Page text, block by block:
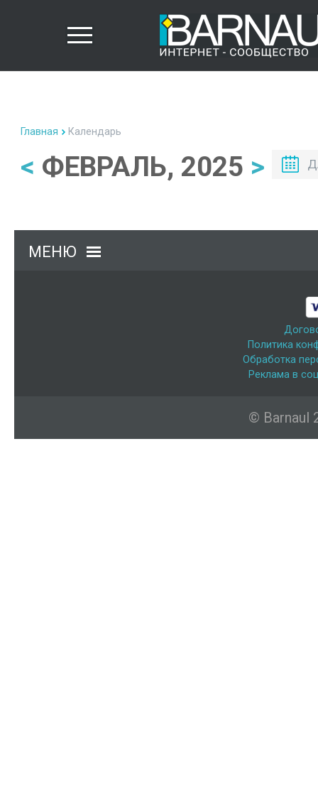
Главная Календарь
< ФЕВРАЛЬ, 2025 >
МЕНЮ
Политика
Обработка
Реклама в
© Barnaul